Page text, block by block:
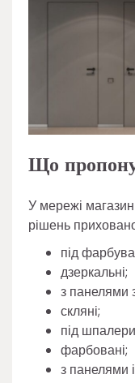
Що
У мережі
рішень
під
дзеркальні;
з панелями
скляні;
під
фарбовані;
з панелями